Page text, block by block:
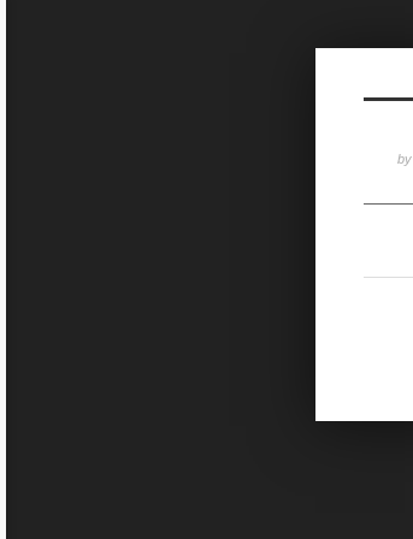
by
Sketchbook5, 스케치북5
Sketchbook5, 스케치북5